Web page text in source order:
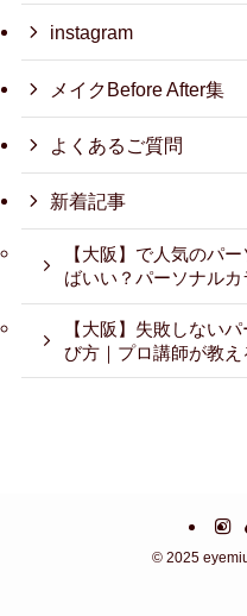
instagram
メイクBefore After集
よくあるご質問
新着記事
【大阪】で人気のパ
ばいい？パーソナル
【大阪】失敗しない
び方｜プロ講師が教
©2025